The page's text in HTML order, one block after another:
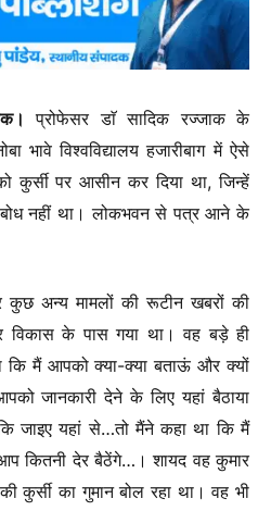
प्रोफेसर डाॅ सादिक रज्जाक के
भावे विश्वविद्यालय हजारीबाग में ऐसे
कुर्सी पर आसीन कर दिया था, जिन्हें
बोध नहीं था। लोकभवन से पत्र आने के
कुछ अन्य मामलों की रूटीन खबरों की
विकास के पास गया था। वह बड़े ही
मैं आपको क्या-क्या बताऊं और क्यों
जानकारी देने के लिए यहां बैठाया
जाइए यहां से…तो मैंने कहा था कि मैं
कितनी देर बैठेंगे…। शायद वह कुमार
कुर्सी का गुमान बोल रहा था। वह भी